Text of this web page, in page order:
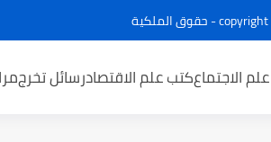
copyright - حقوق الملكية
الاجتماعكتب علم الاقتصادرسائل تخرج